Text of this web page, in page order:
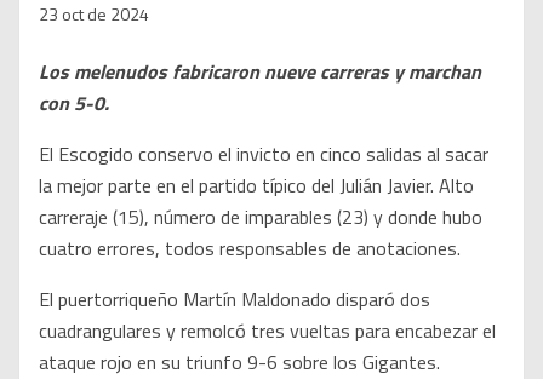
23 oct de 2024
Los melenudos fabricaron nueve carreras y marchan
con 5-0.
El Escogido conservo el invicto en cinco salidas al sacar
la mejor parte en el partido típico del Julián Javier. Alto
carreraje (15), número de imparables (23) y donde hubo
cuatro errores, todos responsables de anotaciones.
El puertorriqueño Martín Maldonado disparó dos
cuadrangulares y remolcó tres vueltas para encabezar el
ataque rojo en su triunfo 9-6 sobre los Gigantes.